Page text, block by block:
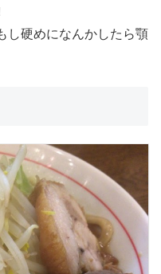
し硬めになんかしたら顎